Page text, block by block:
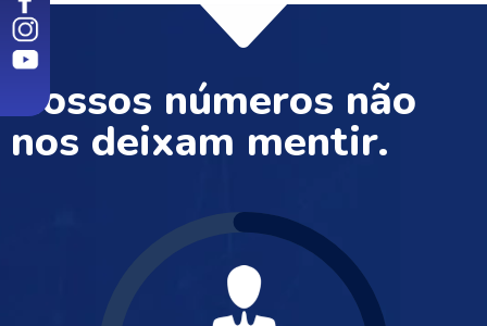
Nossos números não
nos deixam mentir.